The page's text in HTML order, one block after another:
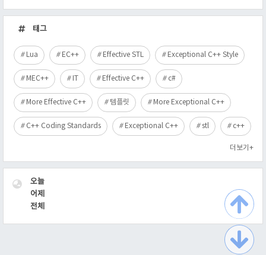
근
글
태그
Lua EC++ Effective STL Exceptional C++ Style
MEC++ IT Effective C++ c#
More Effective C++ 템플릿 More Exceptional C++
C++ Coding Standards Exceptional C++ stl c++
더보기+
VISITOR
오늘
어제
전체